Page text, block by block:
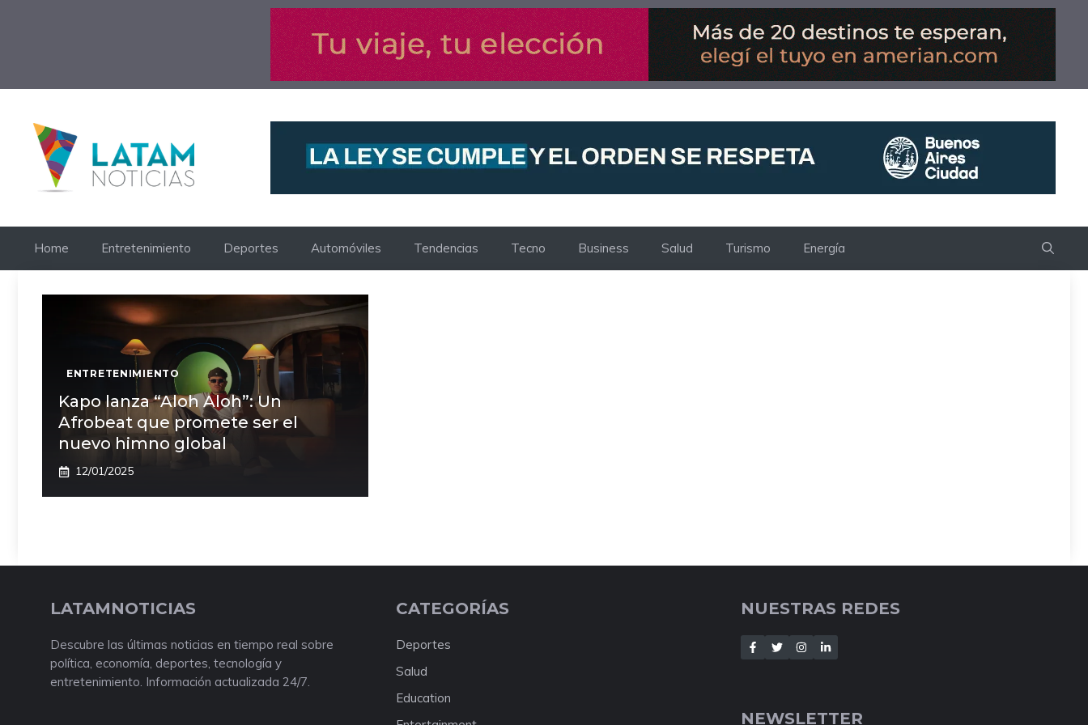
Home Entretenimiento Deportes Automóviles Tendencias Tecno Business Salud Turismo Energía
ENTRETENIMIENTO
Kapo lanza “Aloh Aloh”: Un
Afrobeat que promete ser el
nuevo himno global
12/01/2025
LATAMNOTICIAS
Descubre las últimas noticias en tiempo real sobre
política, economía, deportes, tecnología y
entretenimiento. Información actualizada 24/7.
CATEGORÍAS
Deportes
Salud
Education
NUESTRAS REDES
NEWSLETTER